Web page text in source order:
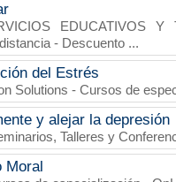
EDUCATIVOS Y
- Descuento ...
del Estrés
Solutions - Cursos de
y alejar la depresión
Talleres y
Moral